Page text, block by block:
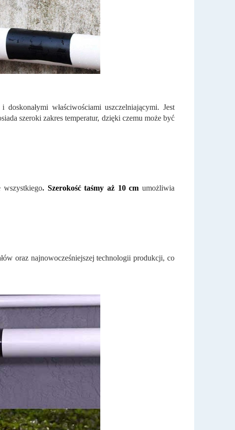
właściwościami uszczelniającymi. Jest
szeroki zakres temperatur, dzięki czemu może być
. Szerokość taśmy aż 10 cm umożliwia
oraz najnowocześniejszej technologii produkcji, co